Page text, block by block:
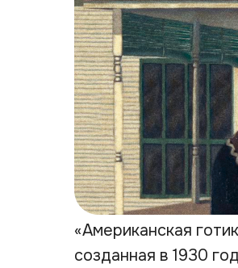
«Американская
созданная в 1930